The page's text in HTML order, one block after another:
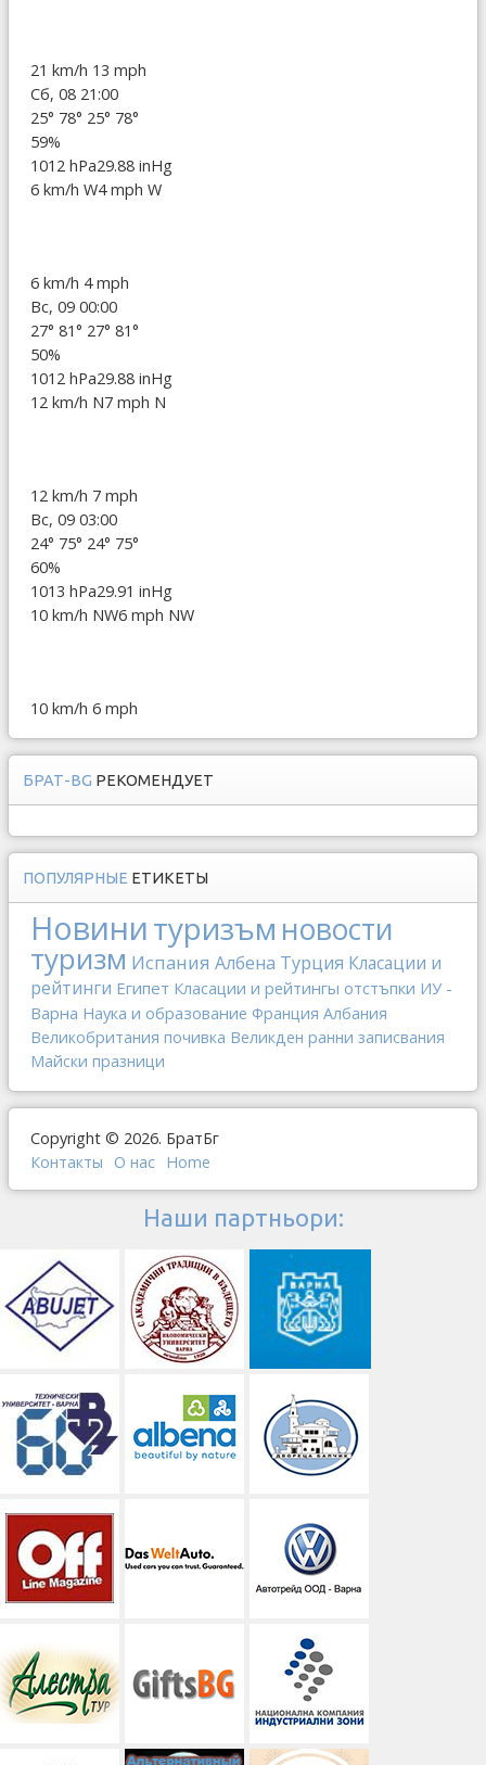
21 km/h 13 mph
Сб, 08 21:00
25° 78° 25° 78°
59%
1012 hPa29.88 inHg
6 km/h W4 mph W
6 km/h 4 mph
Вс, 09 00:00
27° 81° 27° 81°
50%
1012 hPa29.88 inHg
12 km/h N7 mph N
12 km/h 7 mph
Вс, 09 03:00
24° 75° 24° 75°
60%
1013 hPa29.91 inHg
10 km/h NW6 mph NW
10 km/h 6 mph
БРАТ-BG РЕКОМЕНДУЕТ
ПОПУЛЯРНЫЕ ЕТИКЕТЫ
Новинитуризъм новости
туризм Испания Албена Турция Класации и
рейтинги Египет Класации и рейтингы отстъпки ИУ -
Варна Наука и образование Франция Албания
Великобритания почивка Великден ранни записвания
Майски празници
Copyright © 2026. БратБг
Контакты
О наc Home
Наши партньори: